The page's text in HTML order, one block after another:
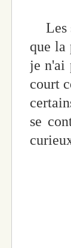
Les
que la
je n'ai
court
se